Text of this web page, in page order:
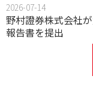
2026-07-14
野村證券株式会社
報告書を提出